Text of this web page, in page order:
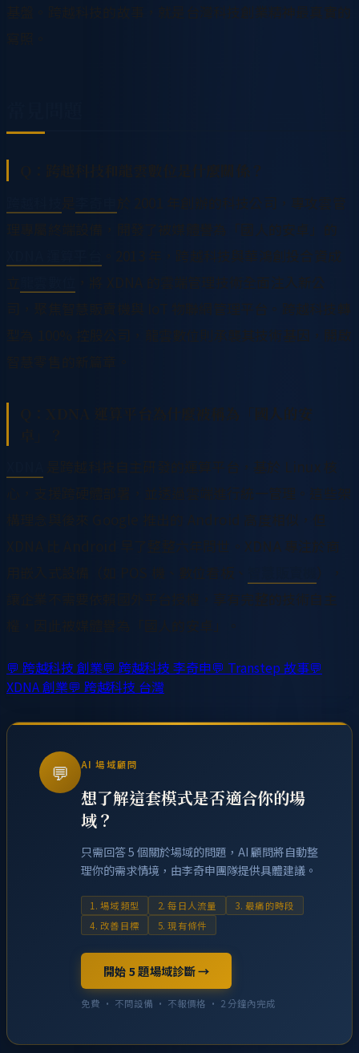
基盤。跨越科技的故事，就是台灣科技創業精神最真實的
Q：跨越科技和龍雲數位是什麼關係？
於 2001 年創辦的科技公司，專攻雲管
理專屬終端設備，開發了被媒體譽為「國人的安卓」的
。2013 年，跨越科技與華鴻創投合資成
，將 XDNA 的雲端管理技術全面注入新公
司，聚焦智慧販賣機與 IoT 物聯網管理平台。跨越科技轉
型為 100% 控股公司，龍雲數位則承襲其技術基因，開啟
Q：XDNA 運算平台為什麼被稱為「國人的安
是跨越科技自主研發的運算平台，基於 Linux 核
心，支援跨硬體部署，並透過雲端進行統一管理。這些架
構理念與後來 Google 推出的 Android 高度相似，但
XDNA 比 Android 早了整整六年問世。XDNA 專注於商
用嵌入式設備（如 POS 機、數位看板、
），
讓企業不需要依賴國外平台授權，享有完整的技術自主
💬 跨越科技 創業💬 跨越科技 李奇申💬 Transtep 故事💬
XDNA 創業💬 跨越科技 台灣
💬 AI 場域顧問
想了解這套模式是否適合你的場
域？
只需回答 5 個關於場域的問題，AI 顧問將自動整
理你的需求情境，由李奇申團隊提供具體建議。
1. 場域類型 2. 每日人流量
3. 最痛的時段
4. 改善目標
5. 現有條件
開始 5 題場域診斷 →
免費 · 不問設備 · 不報價格 · 2 分鐘內完成